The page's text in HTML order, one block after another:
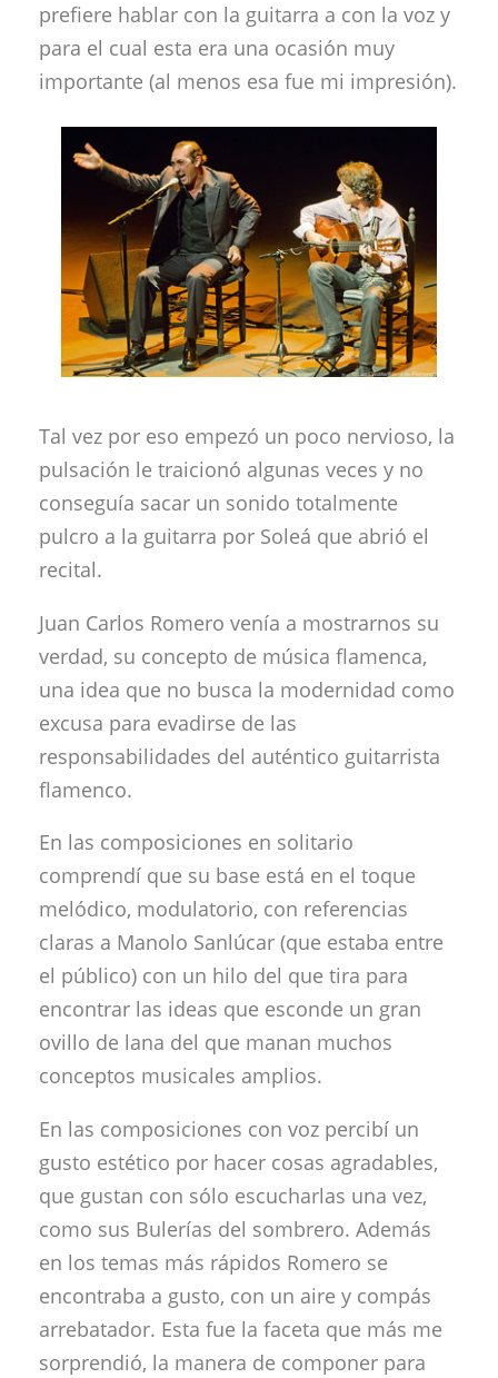
prefiere hablar con la guitarra a con la voz y
para el cual esta era una ocasión muy
importante (al menos esa fue mi impresión).
Tal vez por eso empezó un poco nervioso, la
pulsación le traicionó algunas veces y no
conseguía sacar un sonido totalmente
pulcro a la guitarra por Soleá que abrió el
recital.
Juan Carlos Romero venía a mostrarnos su
verdad, su concepto de música flamenca,
una idea que no busca la modernidad como
excusa para evadirse de las
responsabilidades del auténtico guitarrista
flamenco.
En las composiciones en solitario
comprendí que su base está en el toque
melódico, modulatorio, con referencias
claras a Manolo Sanlúcar (que estaba entre
el público) con un hilo del que tira para
encontrar las ideas que esconde un gran
ovillo de lana del que manan muchos
conceptos musicales amplios.
En las composiciones con voz percibí un
gusto estético por hacer cosas agradables,
que gustan con sólo escucharlas una vez,
como sus Bulerías del sombrero. Además
en los temas más rápidos Romero se
encontraba a gusto, con un aire y compás
arrebatador. Esta fue la faceta que más me
sorprendió, la manera de componer para